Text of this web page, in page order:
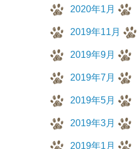
2020年1月
2019年11月
2019年9月
2019年7月
2019年5月
2019年3月
2019年1月